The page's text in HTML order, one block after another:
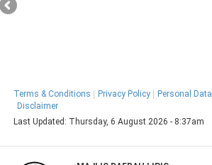
Terms & Conditions Privacy Policy Personal Data
Disclaimer
Last Updated: Thursday, 6 August 2026 - 8:37am